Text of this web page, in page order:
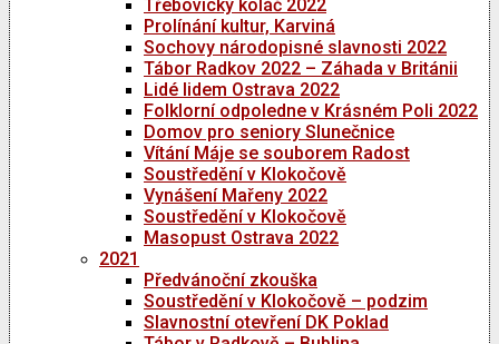
Třebovický koláč 2022
Prolínání kultur, Karviná
Sochovy národopisné slavnosti 2022
Tábor Radkov 2022 – Záhada v Británii
Lidé lidem Ostrava 2022
Folklorní odpoledne v Krásném Poli 2022
Domov pro seniory Slunečnice
Vítání Máje se souborem Radost
Soustředění v Klokočově
Vynášení Mařeny 2022
Soustředění v Klokočově
Masopust Ostrava 2022
2021
Předvánoční zkouška
Soustředění v Klokočově – podzim
Slavnostní otevření DK Poklad